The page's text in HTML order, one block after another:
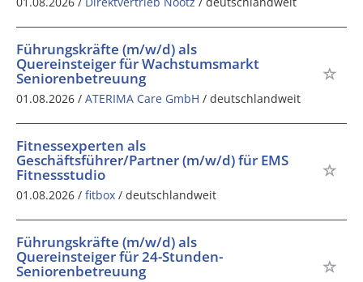
Führungskräfte (m/w/d) als
Quereinsteiger für Wachstumsmarkt
Seniorenbetreuung
01.08.2026 / ATERIMA Care GmbH / deutschlandweit
Fitnessexperten als
Geschäftsführer/Partner (m/w/d) für EMS
Fitnessstudio
01.08.2026 / fitbox / deutschlandweit
Führungskräfte (m/w/d) als
Quereinsteiger für 24-Stunden-
Seniorenbetreuung